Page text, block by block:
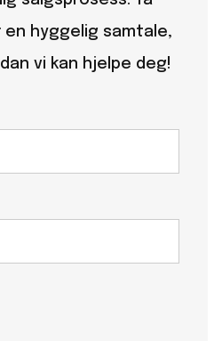
hyggelig samtale,
vi kan hjelpe deg!